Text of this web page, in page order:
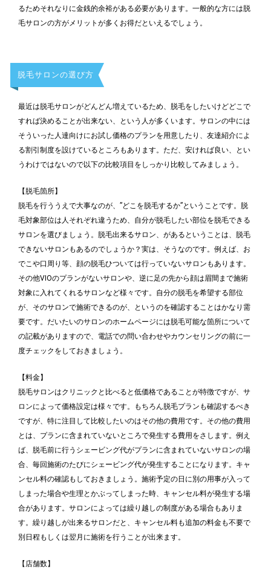
るためそれなりに金銭的余裕がある必要があります。一般的な方には脱
毛サロンの方がメリットが多くお得だといえるでしょう。
脱毛サロンの選び方
最近は脱毛サロンがどんどん増えているため、脱毛をしたいけどどこで
すれば決めることが出来ない、という人が多くいます。サロンの中には
そういった人達向けにお試し価格のプランを用意したり、友達紹介によ
る割引制度を設けているところもあります。ただ、安ければ良い、とい
うわけではないので以下の比較項目をしっかり比較してみましょう。
【脱毛箇所】
脱毛を行ううえで大事なのが、”どこを脱毛するか”ということです。脱
毛対象部位は人それぞれ違うため、自分が脱毛したい部位を脱毛できる
サロンを選びましょう。脱毛出来るサロン、があるということは、脱毛
できないサロンもあるのでしょうか？実は、そうなのです。例えば、お
でこや口周り等、顔の脱毛ひついては行っていないサロンもあります。
その他VIOのプランがないサロンや、逆に足の先から顔は眉間まで施術
対象に入れてくれるサロンなど様々です。自分の脱毛を希望する部位
が、そのサロンで施術できるのが、というのを確認することはかなり需
要です。だいたいのサロンのホームページには脱毛可能な箇所について
の記載がありますので、電話での問い合わせやカウンセリングの前に一
度チェックをしておきましょう。
【料金】
脱毛サロンはクリニックと比べると低価格であることが特徴ですが、サ
ロンによって価格設定は様々です。もちろん脱毛プランも確認するべき
ですが、特に注目して比較したいのはその他の費用です。その他の費用
とは、プランに含まれていないところで発生する費用をさします。例え
ば、脱毛前に行うシェービング代がプランに含まれていないサロンの場
合、毎回施術のたびにシェービング代が発生することになります。キャ
ンセル料の確認もしておきましょう。施術予定の日に別の用事が入って
しまった場合や生理とかぶってしまった時、キャンセル料が発生する場
合があります。サロンによっては繰り越しの制度がある場合もありま
す。繰り越しが出来るサロンだと、キャンセル料も追加の料金も不要で
別日程もしくは翌月に施術を行うことが出来ます。
【店舗数】